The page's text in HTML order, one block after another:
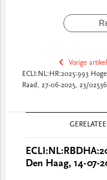
Vorige artikel
ECLI:NL:HR:2025:993 Hoge
Raad, 27-06-2025, 23/02536
Den Haag, 14-07-